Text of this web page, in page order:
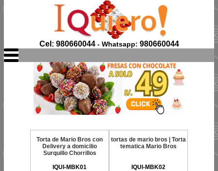
Cel: 980660044- Whatsapp: 980660044
Torta de Mario Bros con
Delivery a domicilio
Surquillo Chorrillos
IQUI-MBK01
tortas de mario bros | Torta
tematica Mario Bros
IQUI-MBK02